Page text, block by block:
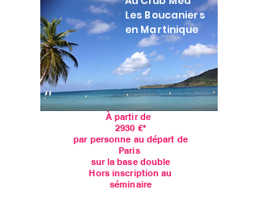
Les Boucaniers
en Martinique
À partir de
2930 €*
par personne ​ au départ de
Paris
sur la base double
Hors inscription au
séminaire